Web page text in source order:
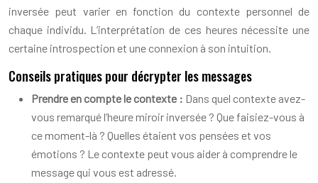
inversée peut varier en fonction du contexte personnel de
chaque individu. L’interprétation de ces heures nécessite une
certaine introspection et une connexion à son intuition.
Conseils pratiques pour décrypter les messages
Prendre en compte le contexte : Dans quel contexte avez-
vous remarqué l’heure miroir inversée ? Que faisiez-vous à
ce moment-là ? Quelles étaient vos pensées et vos
émotions ? Le contexte peut vous aider à comprendre le
message qui vous est adressé.